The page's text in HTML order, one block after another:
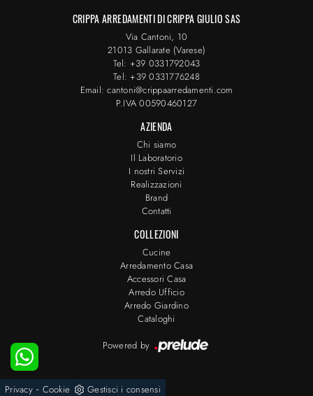
CRIPPA ARREDAMENTI DI CRIPPA GIULIO SAS
Via Cantoni, 10
21013 Gallarate (Varese)
Tel: +39 0331792043
Tel: +39 0331776248
Email: cantoni@crippaarredamenti.com
P.IVA 00590460127
AZIENDA
Chi siamo
Il Laboratorio
I nostri Servizi
Realizzazioni
Brand
Contatti
COLLEZIONI
Cucine
Arredamento Casa
Accessori Casa
Arredo Ufficio
Arredo Giardino
Cataloghi
Powered by
Privacy- Cookie Gestisci i consensi